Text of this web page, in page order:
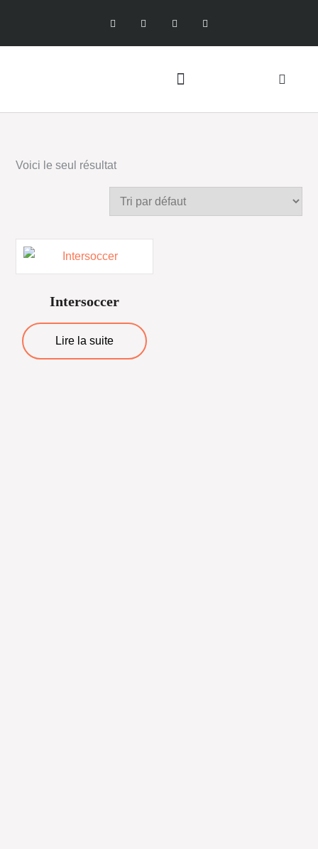
Voici le seul résultat
Intersoccer
Lire la suite